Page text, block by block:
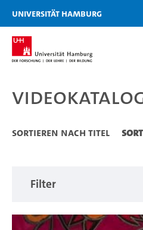
Zu den Filtern
Zur Metanavigation
Zur Hauptnavigation
Zur Suche
Zum Inhalt
Zum Seitenfuss
Universität Hamburg
Sortieren nach Titel
Filter